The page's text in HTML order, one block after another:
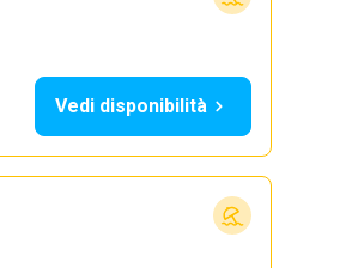
Vedi disponibilità